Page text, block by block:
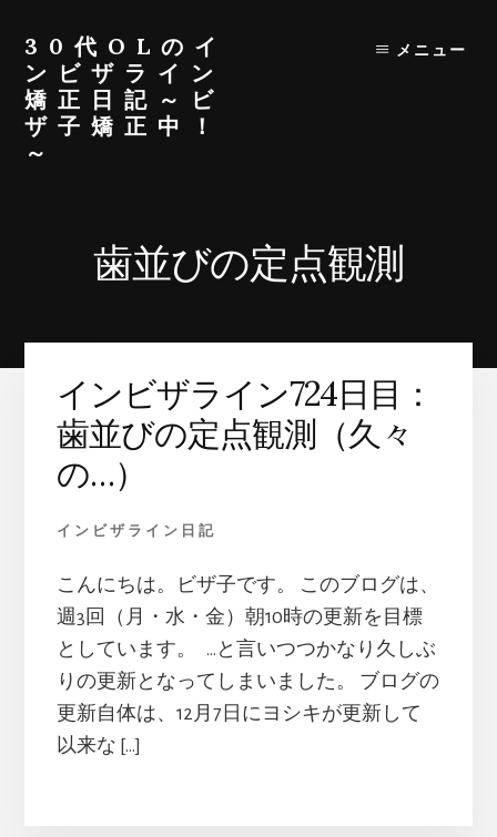
content
primary
sidebar
30代OLのイ
ンビザライン
矯正日記～ビ
ザ子矯正中！
～
ビ
メニュー
歯並びの定点観測
インビザライン724日目：
歯並びの定点観測（久々
の…）
インビザライン日記
こんにちは。ビザ子です。 このブログは、
週3回（月・水・金）朝10時の更新を目標
としています。 …と言いつつかなり久しぶ
りの更新となってしまいました。 ブログの
更新自体は、12月7日にヨシキが更新して
以来な […]